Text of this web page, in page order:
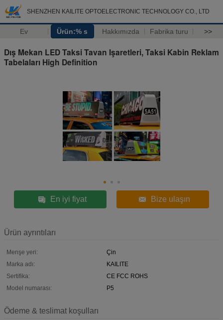
SHENZHEN KAILITE OPTOELECTRONIC TECHNOLOGY CO., LTD
Ev Ürün:% s Hakkımızda Fabrika turu >>
Dış Mekan LED Taksi Tavan Işaretleri, Taksi Kabin Reklam
Tabelaları High Definition
En iyi fiyat Bize ulaşın
Ürün ayrıntıları
Menşe yeri:
Çin
Marka adı:
KAILITE
Sertifika:
CE FCC ROHS
Model numarası:
P5
Ödeme & teslimat koşulları